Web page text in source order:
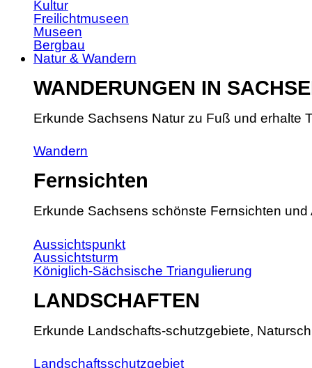
Kultur
Freilichtmuseen
Museen
Bergbau
Natur & Wandern
WANDERUNGEN IN
Erkunde Sachsens Natur zu Fuß und erhalte
Wandern
Fernsichten
Erkunde Sachsens schönste Fernsichten und
Aussichtspunkt
Aussichtsturm
Königlich-Sächsische Triangulierung
LANDSCHAFTEN
Erkunde Landschafts-schutzgebiete,
Landschaftsschutzgebiet